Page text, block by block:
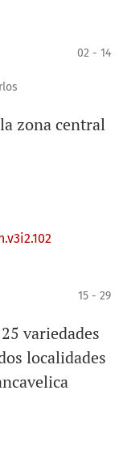
02 - 14
zona central
15 - 29
variedades
localidades